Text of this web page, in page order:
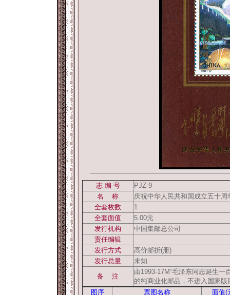
志 编 号
PJZ-9
名 称
庆祝中华人民共和国成立五十周
全套枚数
1
全套面值
5.00元
发行机构
中国集邮总公司
责任编辑
发行方式
高价邮折(册)
发行总量
未知
备 注
由1993-17M“毛泽东同志诞生一
的纯商业化邮品，不进入国家
图序
票图名称
面值(